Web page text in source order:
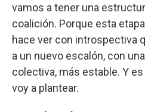
vamos a tener una
coalición. Porque esta
hace ver con introspectiva
a un nuevo escalón, con
colectiva, más estable. Y
voy a plantear.